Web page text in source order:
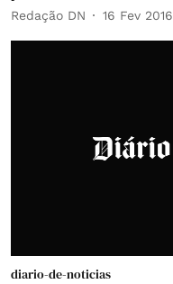
Redação DN 16 Fev 2016
diario-de-noticias